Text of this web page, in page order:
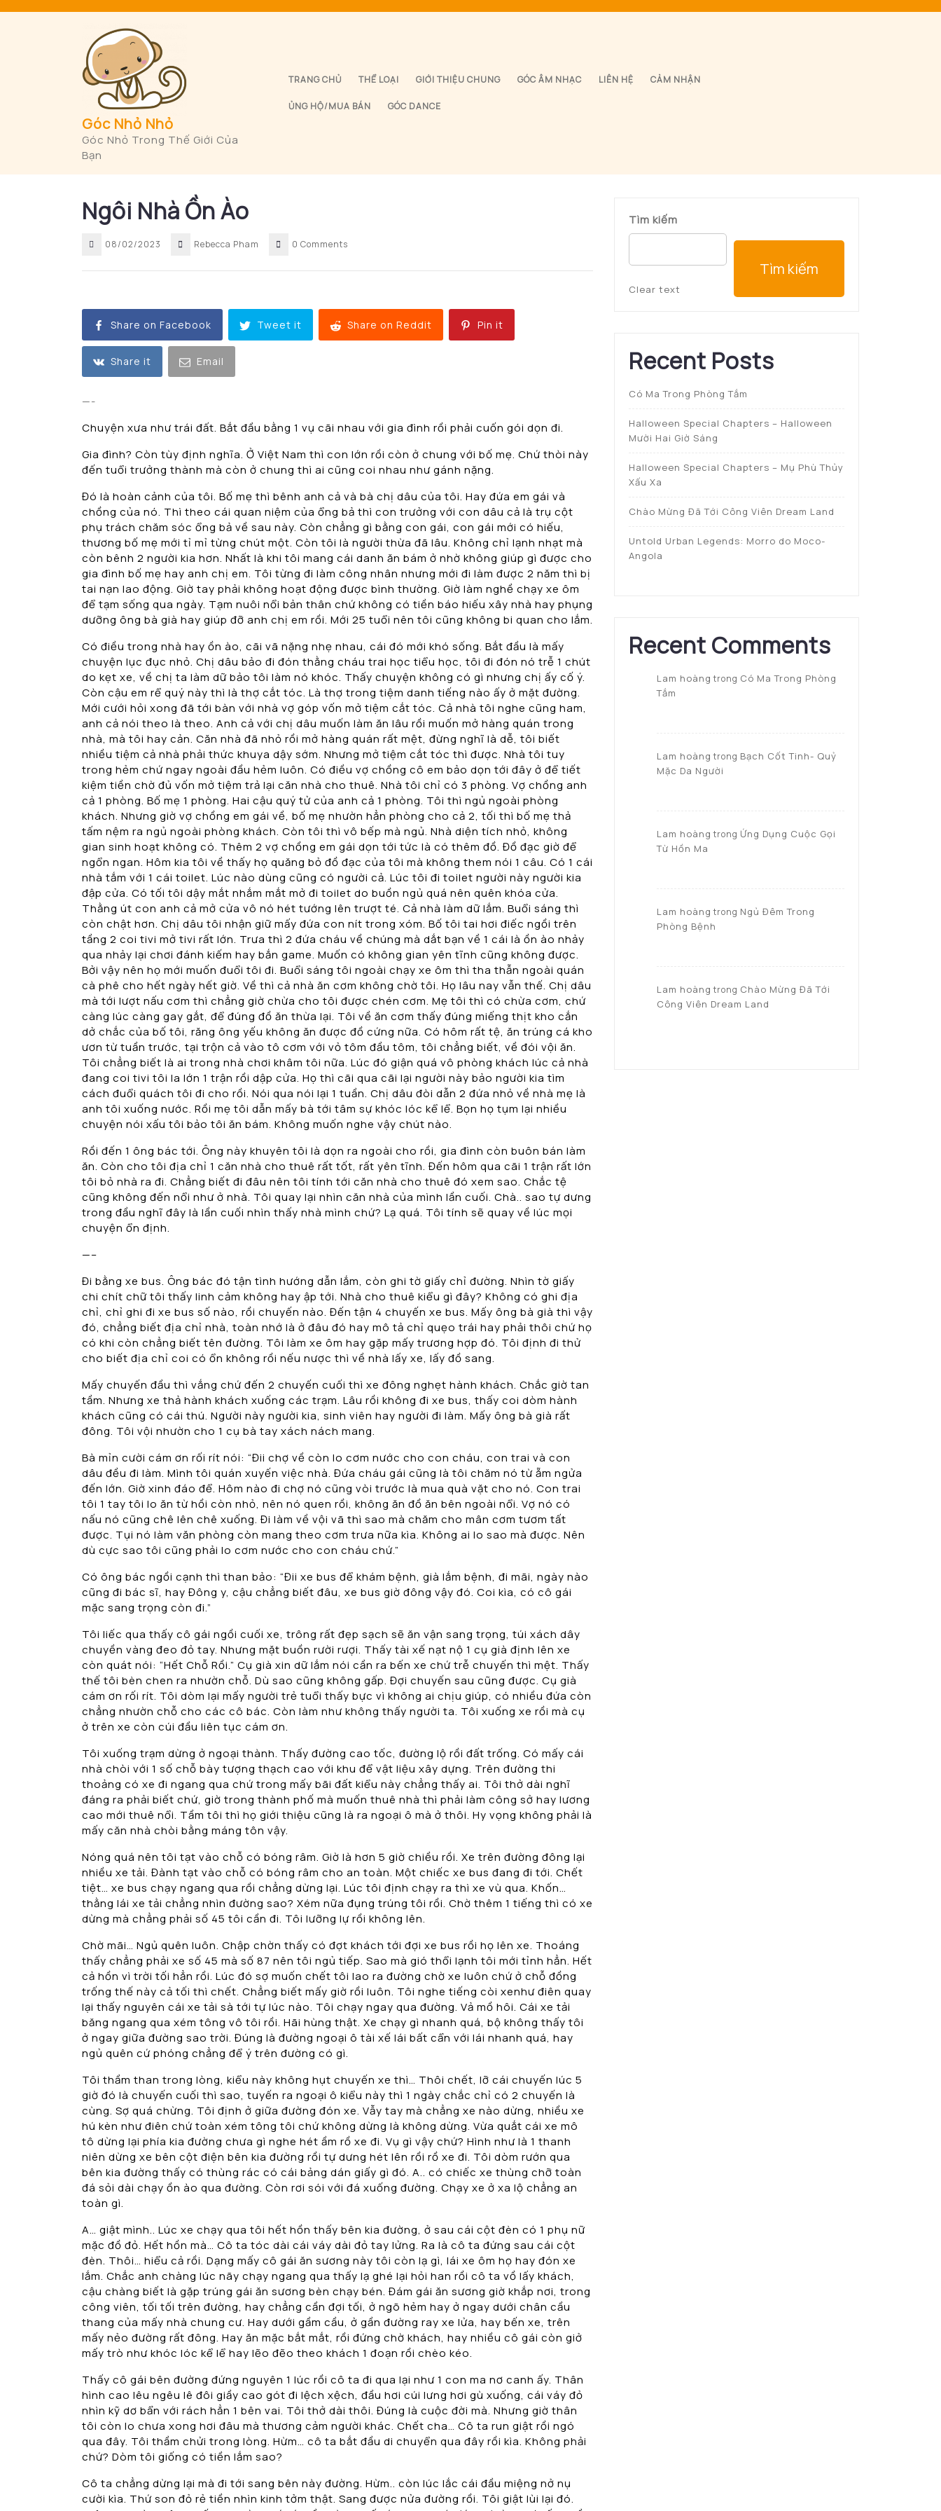
Góc Nhỏ Nhỏ
Góc Nhỏ Trong Thế Giới Của
Bạn
TRANG CHỦ THỂ LOẠI GIỚI THIỆU CHUNG GÓC ÂM NHẠC LIÊN HỆ CẢM NHẬN
ỦNG HỘ/MUA BÁN GÓC DANCE
Ngôi Nhà Ồn Ào
08/02/2023 Rebecca Pham 0 Comments
Share on Facebook Tweet it Share on Reddit Pin it
Share it Email
—-
Chuyện xưa như trái đất. Bắt đầu bằng 1 vụ cãi nhau với gia đình rồi phải cuốn gói dọn đi.
Gia đình? Còn tùy định nghĩa. Ở Việt Nam thì con lớn rồi còn ở chung với bố mẹ. Chứ thòi này
đến tuổi trưởng thành mà còn ở chung thì ai cũng coi nhau như gánh nặng.
Đó là hoàn cảnh của tôi. Bố mẹ thì bênh anh cả và bà chị dâu của tôi. Hay đứa em gái và
chồng của nó. Thì theo cái quan niệm của ổng bả thì con trưởng với con dâu cả là trụ cột
phụ trách chăm sóc ổng bả về sau này. Còn chẳng gì bằng con gái, con gái mới có hiếu,
thương bố mẹ mới tỉ mỉ từng chút một. Còn tôi là người thừa đã lâu. Không chỉ lạnh nhạt mà
còn bênh 2 người kia hơn. Nhất là khi tôi mang cái danh ăn bám ở nhờ không giúp gì được cho
gia đình bố mẹ hay anh chị em. Tôi từng đi làm công nhân nhưng mới đi làm được 2 năm thì bị
tai nạn lao động. Giờ tay phải không hoạt động được bình thường. Giờ làm nghề chạy xe ôm
để tạm sống qua ngày. Tạm nuôi nổi bản thân chứ không có tiền báo hiếu xây nhà hay phụng
dưỡng ông bà già hay giúp đỡ anh chị em rồi. Mới 25 tuổi nên tôi cũng không bi quan cho lắm.
Có điều trong nhà hay ồn ào, cãi vã nặng nhẹ nhau, cái đó mới khó sống. Bắt đầu là mấy
chuyện lục đục nhỏ. Chị dâu bảo đi đón thằng cháu trai học tiểu học, tôi đi đón nó trễ 1 chút
do kẹt xe, về chị ta làm dữ bảo tôi làm nó khóc. Thấy chuyện không có gì nhưng chị ấy cố ý.
Còn cậu em rể quý này thì là thợ cắt tóc. Là thợ trong tiệm danh tiếng nào ấy ở mặt đường.
Mới cưới hỏi xong đã tới bàn với nhà vợ góp vốn mở tiệm cắt tóc. Cả nhà tôi nghe cũng ham,
anh cả nói theo là theo. Anh cả với chị dâu muốn làm ăn lâu rồi muốn mở hàng quán trong
nhà, mà tôi hay cản. Căn nhà đã nhỏ rồi mở hàng quán rất mệt, đừng nghĩ là dễ, tôi biết
nhiều tiệm cả nhà phải thức khuya dậy sớm. Nhưng mở tiệm cắt tóc thì được. Nhà tôi tuy
trong hẻm chứ ngay ngoài đầu hẻm luôn. Có điều vợ chồng cô em bảo dọn tới đây ở để tiết
kiệm tiền chờ đủ vốn mở tiệm trả lại căn nhà cho thuê. Nhà tôi chỉ có 3 phòng. Vợ chồng anh
cả 1 phòng. Bố mẹ 1 phòng. Hai cậu quý tử của anh cả 1 phòng. Tôi thì ngủ ngoài phòng
khách. Nhưng giờ vợ chồng em gái về, bố mẹ nhườn hẳn phòng cho cả 2, tối thì bố mẹ thả
tấm nệm ra ngủ ngoài phòng khách. Còn tôi thì vô bếp mà ngủ. Nhà diện tích nhỏ, không
gian sinh hoạt không có. Thêm 2 vợ chồng em gái dọn tới tức là có thêm đồ. Đồ đạc giờ để
ngổn ngan. Hôm kia tôi về thấy họ quăng bỏ đồ đạc của tôi mà không them nói 1 câu. Có 1 cái
nhà tắm với 1 cái toilet. Lúc nào dùng cũng có người cả. Lúc tôi đi toilet người này người kia
đập cửa. Có tối tôi dậy mắt nhắm mắt mở đi toilet do buồn ngủ quá nên quên khóa cửa.
Thằng út con anh cả mở cửa vô nó hét tướng lên trượt té. Cả nhà làm dữ lắm. Buổi sáng thì
còn chật hơn. Chị dâu tôi nhận giữ mấy đứa con nít trong xóm. Bố tôi tai hơi điếc ngồi trên
tầng 2 coi tivi mở tivi rất lớn. Trưa thì 2 đứa cháu về chúng mà dắt bạn về 1 cái là ồn ào nhảy
qua nhảy lại chơi đánh kiếm hay bắn game. Muốn có không gian yên tĩnh cũng không được.
Bởi vậy nên họ mới muốn đuổi tôi đi. Buổi sáng tôi ngoài chạy xe ôm thì tha thẫn ngoài quán
cà phê cho hết ngày hết giờ. Về thì cả nhà ăn cơm không chờ tôi. Họ lâu nay vẫn thế. Chị dâu
mà tới lượt nấu cơm thì chẳng giờ chừa cho tôi được chén cơm. Mẹ tôi thì có chừa cơm, chứ
càng lúc càng gay gắt, để đúng đồ ăn thừa lại. Tôi về ăn cơm thấy đúng miếng thịt kho cắn
dở chắc của bố tôi, răng ông yếu không ăn được đồ cứng nữa. Có hôm rất tệ, ăn trúng cá kho
ươn từ tuần trước, tại trộn cả vào tô cơm với vỏ tôm đầu tôm, tôi chẳng biết, về đói vội ăn.
Tôi chẳng biết là ai trong nhà chơi khâm tôi nữa. Lúc đó giận quá vô phòng khách lúc cả nhà
đang coi tivi tôi la lớn 1 trận rồi dập cửa. Họ thì cãi qua cãi lại người này bảo người kia tìm
cách đuổi quách tôi đi cho rồi. Nói qua nói lại 1 tuần. Chị dâu đòi dẫn 2 đứa nhỏ về nhà mẹ là
anh tôi xuống nước. Rồi mẹ tôi dẫn mấy bà tới tâm sự khóc lóc kể lể. Bọn họ tụm lại nhiều
chuyện nói xấu tôi bảo tôi ăn bám. Không muốn nghe vậy chút nào.
Rồi đến 1 ông bác tới. Ông này khuyên tôi là dọn ra ngoài cho rồi, gia đình còn buôn bán làm
ăn. Còn cho tôi địa chỉ 1 căn nhà cho thuê rất tốt, rất yên tĩnh. Đến hôm qua cãi 1 trận rất lớn
tôi bỏ nhà ra đi. Chẳng biết đi đâu nên tôi tính tới căn nhà cho thuê đó xem sao. Chắc tệ
cũng không đến nổi như ở nhà. Tôi quay lại nhìn căn nhà của mình lần cuối. Chà.. sao tự dưng
trong đầu nghĩ đây là lần cuối nhìn thấy nhà mình chứ? Lạ quá. Tôi tính sẽ quay về lúc mọi
chuyện ổn định.
—–
Đi bằng xe bus. Ông bác đó tận tình hướng dẫn lắm, còn ghi tờ giấy chỉ đường. Nhìn tờ giấy
chi chít chữ tôi thấy linh cảm không hay ập tới. Nhà cho thuê kiểu gì đây? Không có ghi địa
chỉ, chỉ ghi đi xe bus số nào, rồi chuyến nào. Đến tận 4 chuyến xe bus. Mấy ông bà già thì vậy
đó, chẳng biết địa chỉ nhà, toàn nhớ là ở đâu đó hay mô tả chỉ quẹo trái hay phải thôi chứ họ
có khi còn chẳng biết tên đường. Tôi làm xe ôm hay gặp mấy trương hợp đó. Tôi định đi thử
cho biết địa chỉ coi có ổn không rồi nếu nược thì về nhà lấy xe, lấy đồ sang.
Mấy chuyến đầu thì vắng chứ đến 2 chuyến cuối thì xe đông nghẹt hành khách. Chắc giờ tan
tầm. Nhưng xe thả hành khách xuống các trạm. Lâu rồi không đi xe bus, thấy coi dòm hành
khách cũng có cái thú. Người này người kia, sinh viên hay người đi làm. Mấy ông bà già rất
đông. Tôi vội nhườn cho 1 cụ bà tay xách nách mang.
Bà mỉn cười cám ơn rối rít nói: “Đii chợ về còn lo cơm nước cho con cháu, con trai và con
dâu đều đi làm. Mình tôi quán xuyến việc nhà. Đứa cháu gái cũng là tôi chăm nó từ ẵm ngửa
đến lớn. Giờ xinh đáo để. Hôm nào đi chợ nó cũng vòi trước là mua quà vặt cho nó. Con trai
tôi 1 tay tôi lo ăn từ hồi còn nhỏ, nên nó quen rồi, không ăn đồ ăn bên ngoài nổi. Vợ nó có
nấu nó cũng chê lên chê xuống. Đi làm về vội vã thì sao mà chăm cho mân cơm tươm tất
được. Tụi nó làm văn phòng còn mang theo cơm trưa nữa kìa. Không ai lo sao mà được. Nên
dù cực sao tôi cũng phải lo cơm nước cho con cháu chứ.”
Có ông bác ngồi cạnh thì than bảo: “Đii xe bus để khám bệnh, già lắm bệnh, đi mãi, ngày nào
cũng đi bác sĩ, hay Đông y, cậu chẳng biết đâu, xe bus giờ đông vậy đó. Coi kìa, có cô gái
mặc sang trọng còn đi.”
Tôi liếc qua thấy cô gái ngồi cuối xe, trông rất đẹp sạch sẽ ăn vận sang trọng, túi xách dây
chuyền vàng đeo đỏ tay. Nhưng mặt buồn rười rượi. Thấy tài xế nạt nộ 1 cụ già định lên xe
còn quát nói: “Hết Chỗ Rồi.” Cụ già xin dữ lắm nói cần ra bến xe chứ trễ chuyến thì mệt. Thấy
thế tôi bèn chen ra nhườn chỗ. Dù sao cũng không gấp. Đợi chuyến sau cũng được. Cụ già
cám ơn rối rít. Tôi dòm lại mấy người trẻ tuổi thấy bực vì không ai chịu giúp, có nhiều đứa còn
chẳng nhườn chỗ cho các cô bác. Còn làm như không thấy người ta. Tôi xuống xe rồi mà cụ
ở trên xe còn cúi đầu liên tục cám ơn.
Tôi xuống trạm dừng ở ngoại thành. Thấy đường cao tốc, đường lộ rồi đất trống. Có mấy cái
nhà chòi với 1 số chỗ bày tượng thạch cao với khu để vật liệu xây dựng. Trên đường thi
thoảng có xe đi ngang qua chứ trong mấy bãi đất kiểu này chẳng thấy ai. Tôi thở dài nghĩ
đáng ra phải biết chứ, giờ trong thành phố mà muốn thuê nhà thì phải làm công sở hay lương
cao mới thuê nổi. Tầm tôi thì họ giới thiệu cũng là ra ngoại ô mà ở thôi. Hy vọng không phải là
mấy căn nhà chòi bằng máng tôn vậy.
Nóng quá nên tôi tạt vào chỗ có bóng râm. Giờ là hơn 5 giờ chiều rồi. Xe trên đường đông lại
nhiều xe tải. Đành tạt vào chỗ có bóng râm cho an toàn. Một chiếc xe bus đang đi tới. Chết
tiệt… xe bus chạy ngang qua rồi chẳng dừng lại. Lúc tôi định chạy ra thì xe vù qua. Khốn…
thằng lái xe tải chẳng nhìn đường sao? Xém nữa đụng trúng tôi rồi. Chờ thêm 1 tiếng thì có xe
dừng mà chẳng phải số 45 tôi cần đi. Tôi lưỡng lự rồi không lên.
Chờ mãi… Ngủ quên luôn. Chập chờn thấy có đợt khách tới đợi xe bus rồi họ lên xe. Thoáng
thấy chẳng phải xe số 45 mà số 87 nên tôi ngủ tiếp. Sao mà gió thổi lạnh tôi mới tỉnh hẳn. Hết
cả hồn vì trời tối hẳn rồi. Lúc đó sợ muốn chết tôi lao ra đường chờ xe luôn chứ ở chỗ đồng
trống thế này cả tối thì chết. Chẳng biết mấy giờ rồi luôn. Tôi nghe tiếng còi xenhư điên quay
lại thấy nguyên cái xe tải sà tới tự lúc nào. Tôi chạy ngay qua đường. Vả mồ hôi. Cái xe tải
băng ngang qua xém tông vô tôi rồi. Hãi hùng thật. Xe chạy gì nhanh quá, bộ không thấy tôi
ở ngay giữa đường sao trời. Đúng là đường ngoại ô tài xế lái bất cẩn với lái nhanh quá, hay
ngủ quên cứ phóng chẳng để ý trên đường có gì.
Tôi thầm than trong lòng, kiểu này không hụt chuyến xe thì… Thôi chết, lỡ cái chuyến lúc 5
giờ đó là chuyến cuối thì sao, tuyến ra ngoại ô kiểu này thì 1 ngày chắc chỉ có 2 chuyến là
cùng. Sợ quá chừng. Tôi định ở giữa đường đón xe. Vẫy tay mà chẳng xe nào dừng, nhiều xe
hú kèn như điên chứ toàn xém tông tôi chứ không dừng là không dừng. Vừa quắt cái xe mô
tô dừng lại phía kia đường chưa gì nghe hét ầm rồ xe đi. Vụ gì vậy chứ? Hình như là 1 thanh
niên dừng xe bên cột điện bên kia đường rồi tự dưng hét lên rồi rồ xe đi. Tôi dòm rướn qua
bên kia đường thấy có thùng rác có cái bảng dán giấy gì đó. A.. có chiếc xe thùng chỡ toàn
đá sỏi dài chạy ồn ào qua đường. Còn rơi sói với đá xuống đường. Chạy xe ở xa lộ chẳng an
toàn gì.
A… giật mình.. Lúc xe chạy qua tôi hết hồn thấy bên kia đường, ở sau cái cột đèn có 1 phụ nữ
mặc đồ đỏ. Hết hồn mà… Cô ta tóc dài cái váy dài đỏ tay lửng. Ra là cô ta đứng sau cái cột
đèn. Thôi… hiểu cả rồi. Dạng mấy cô gái ăn sương này tôi còn lạ gì, lái xe ôm họ hay đón xe
lắm. Chắc anh chàng lúc nãy chạy ngang qua thấy lạ ghé lại hỏi han rồi cô ta vồ lấy khách,
cậu chàng biết là gặp trúng gái ăn sương bèn chạy bén. Đám gái ăn sương giờ khắp nơi, trong
công viên, tối tối trên đường, hay chẳng cần đợi tối, ở ngõ hẻm hay ở ngay dưới chân cầu
thang của mấy nhà chung cư. Hay dưới gầm cầu, ở gần đường ray xe lửa, hay bến xe, trên
mấy nẻo đường rất đông. Hay ăn mặc bắt mắt, rồi đứng chờ khách, hay nhiều cô gái còn giở
mấy trò như khóc lóc kể lể hay lẽo đẽo theo khách 1 đoạn rồi chèo kéo.
Thấy cô gái bên đường đứng nguyên 1 lúc rồi cô ta đi qua lại như 1 con ma nơ canh ấy. Thân
hình cao lêu ngêu lê đôi giầy cao gót đi lệch xệch, đầu hơi cúi lưng hơi gù xuống, cái váy đỏ
nhìn kỹ dơ bẩn với rách hẳn 1 bên vai. Tôi thở dài thôi. Đúng là cuộc đời mà. Nhưng giờ thân
tôi còn lo chưa xong hơi đâu mà thương cảm người khác. Chết cha… Cô ta run giật rồi ngó
qua đây. Tôi thầm chửi trong lòng. Hừm… cô ta bắt đầu di chuyển qua đây rồi kìa. Không phải
chứ? Dòm tôi giống có tiền lắm sao?
Cô ta chẳng dừng lại mà đi tới sang bên này đường. Hừm.. còn lúc lắc cái đầu miệng nở nụ
cười kìa. Thứ son đỏ rẻ tiền nhìn kinh tởm thật. Sang được nửa đường rồi. Tôi giật lùi lại đó.
Tìm kiếm
Clear text
Tìm kiếm
Recent Posts
Có Ma Trong Phòng Tắm
Halloween Special Chapters – Halloween
Mười Hai Giờ Sáng
Halloween Special Chapters – Mụ Phù Thủy
Xấu Xa
Chào Mừng Đã Tới Công Viên Dream Land
Untold Urban Legends: Morro do Moco-
Angola
Recent Comments
Lam hoàng trong Có Ma Trong Phòng
Tắm
Lam hoàng trong Bạch Cốt Tinh- Quỷ
Mặc Da Người
Lam hoàng trong Ứng Dụng Cuộc Gọi
Từ Hồn Ma
Lam hoàng trong Ngủ Đêm Trong
Phòng Bệnh
Lam hoàng trong Chào Mừng Đã Tới
Công Viên Dream Land